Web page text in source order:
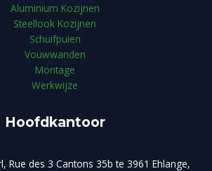
Aluminium Kozijnen
Steellook Kozijnen
Schuifpuien
Vouwwanden
Montage
Werkwijze
Hoofdkantoor
Rue des 3 Cantons 35b te 3961 Ehlange,